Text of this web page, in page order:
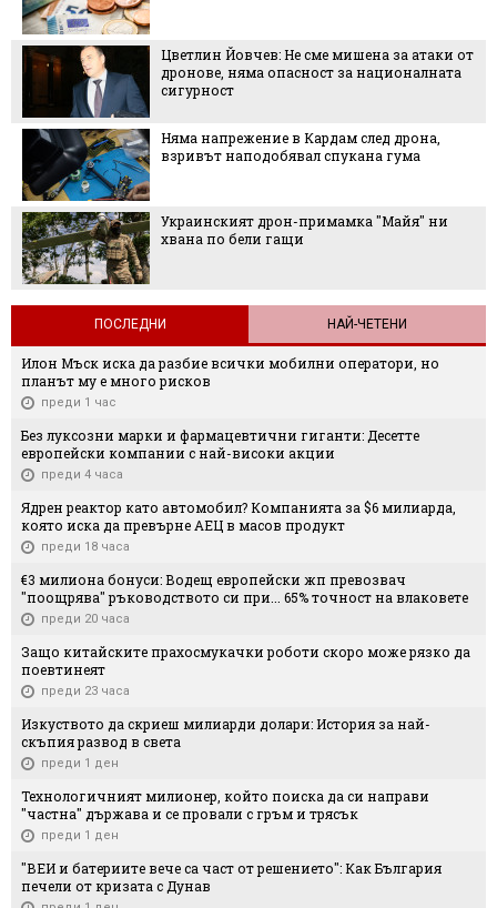
Цветлин Йовчев: Не сме мишена за атаки от
дронове, няма опасност за националната
сигурност
Няма напрежение в Кардам след дрона,
взривът наподобявал спукана гума
Украинският дрон-примамка "Майя" ни
хвана по бели гащи
ПОСЛЕДНИ НАЙ-ЧЕТЕНИ
Илон Мъск иска да разбие всички мобилни оператори, но
планът му е много рисков
преди 1 час
Без луксозни марки и фармацевтични гиганти: Десетте
европейски компании с най-високи акции
преди 4 часа
Ядрен реактор като автомобил? Компанията за $6 милиарда,
която иска да превърне АЕЦ в масов продукт
преди 18 часа
€3 милиона бонуси: Водещ европейски жп превозвач
"поощрява" ръководството си при... 65% точност на влаковете
преди 20 часа
Защо китайските прахосмукачки роботи скоро може рязко да
поевтинеят
преди 23 часа
Изкуството да скриеш милиарди долари: История за най-
скъпия развод в света
преди 1 ден
Технологичният милионер, който поиска да си направи
"частна" държава и се провали с гръм и трясък
преди 1 ден
"ВЕИ и батериите вече са част от решението": Как България
печели от кризата с Дунав